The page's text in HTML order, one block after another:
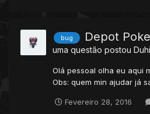
bug Depot
uma questão postou
Olá pessoal olha eu aqui
Obs: quem min ajudar já
Fevereiro 28, 2016